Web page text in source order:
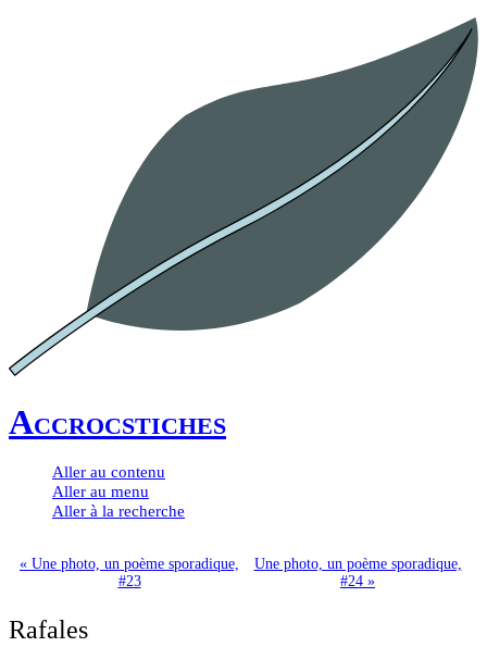
Accrocstiches
Aller au contenu
Aller au menu
Aller à la recherche
« Une photo, un poème sporadique,
#23
Une photo, un poème sporadique,
#24 »
Rafales